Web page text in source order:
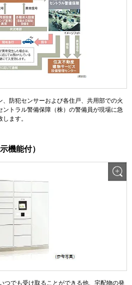
防犯センサーおよび各住戸、共用部での火
トラル警備保障（株）の警備員が現場に急
ます。
機能付）
つでも受け取ることができる他、宅配物の発